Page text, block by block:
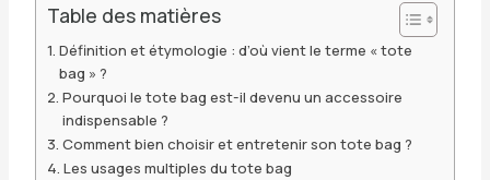
Table des matières
Définition et étymologie : d’où vient le terme « tote
bag » ?
Pourquoi le tote bag est-il devenu un accessoire
indispensable ?
Comment bien choisir et entretenir son tote bag ?
Les usages multiples du tote bag